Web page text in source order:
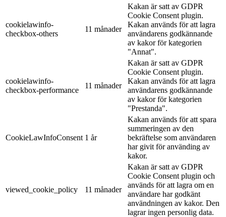
cookielawinfo-
checkbox-others
11 månader
Kakan är satt av GDPR
Cookie Consent plugin.
Kakan används för att lagra
användarens godkännande
av kakor för kategorien
"Annat".
cookielawinfo-
checkbox-performance
11 månader
Kakan är satt av GDPR
Cookie Consent plugin.
Kakan används för att lagra
användarens godkännande
av kakor för kategorien
"Prestanda".
CookieLawInfoConsent 1 år
Kakan används för att spara
summeringen av den
bekräftelse som användaren
har givit för använding av
kakor.
viewed_cookie_policy 11 månader
Kakan är satt av GDPR
Cookie Consent plugin och
används för att lagra om en
användare har godkänt
användningen av kakor. Den
lagrar ingen personlig data.